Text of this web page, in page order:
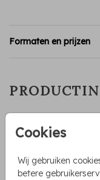
Cookies
Wij gebruiken
betere
Formaten en prijzen
Achterkant van een
kalkpapier vel met
bevat voorop een